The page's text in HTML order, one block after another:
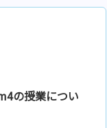
の授業につい